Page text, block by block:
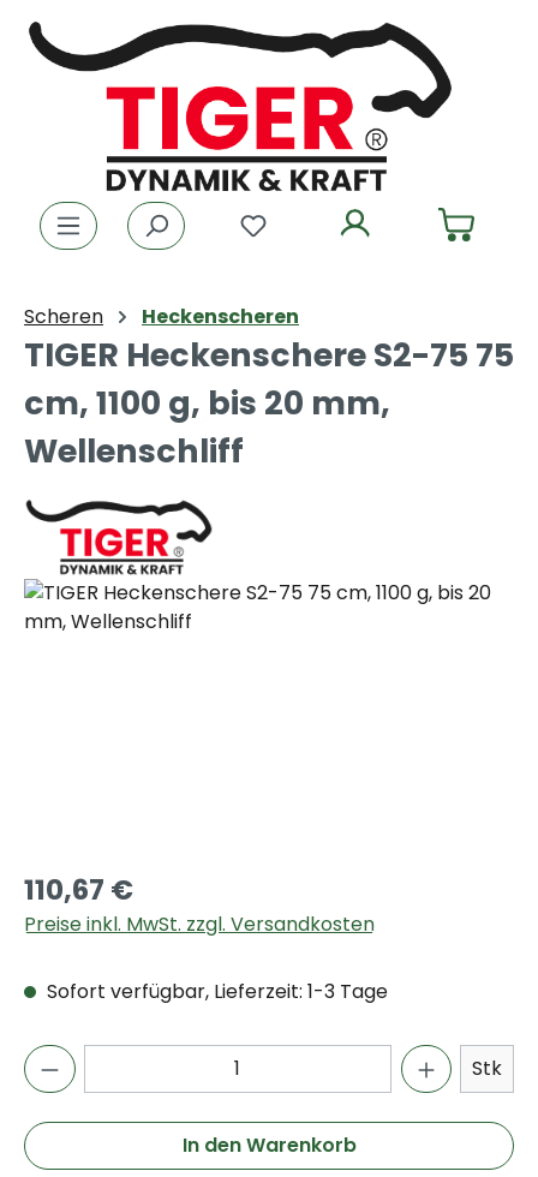
Zum Hauptinhalt springen
Du hast 0 Produkte auf
Scheren Heckenscheren
TIGER Heckenschere S2-75 75
cm, 1100 g, bis 20 mm,
Wellenschliff
Bildergalerie überspringen
110,67 €
Preise inkl. MwSt. zzgl. Versandkosten
Sofort verfügbar, Lieferzeit: 1-3 Tage
Stk
In den Warenkorb